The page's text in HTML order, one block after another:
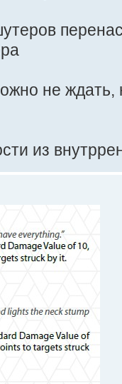
не
из